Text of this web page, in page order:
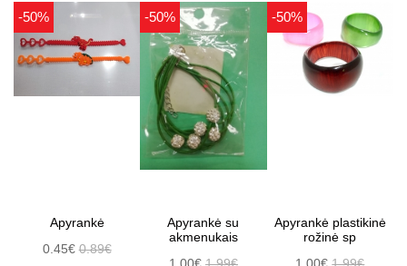
-50%
Apyrankė
0.45€0.89€
-50%
Apyrankė su
akmenukais
-50%
Apyrankė plastikinė
rožinė sp